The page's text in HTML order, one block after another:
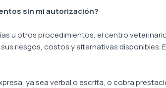
sin mi autorización?
u otros procedimientos, el centro
riesgos, costos y alternativas disponibles.
ya sea verbal o escrita, o cobra